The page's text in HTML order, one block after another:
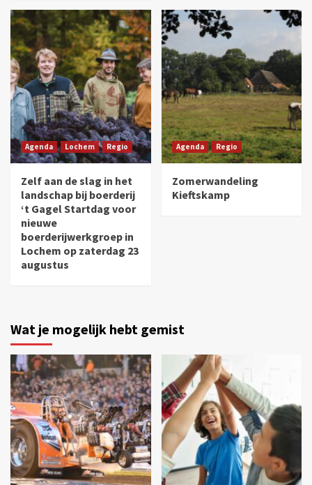
Agenda Lochem Regio
Zelf aan de slag in het
landschap bij boerderij
‘t Gagel Startdag voor
nieuwe
boerderijwerkgroep in
Lochem op zaterdag 23
augustus
Agenda Regio
Zomerwandeling
Kieftskamp
Wat je mogelijk hebt gemist